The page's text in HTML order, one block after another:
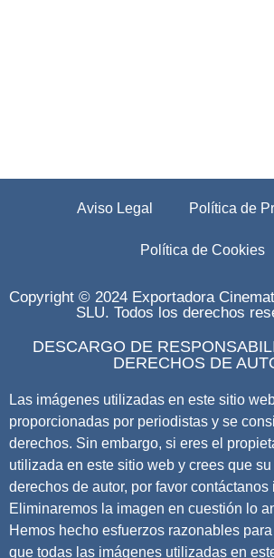
Aviso Legal Política de
Política de Cookies
Copyright © 2024 Exportadora
SLU. Todos los derechos
DESCARGO DE
DERECHOS DE
Las imágenes utilizadas en este sitio
proporcionadas por periodistas y se
derechos. Sin embargo, si eres el
utilizada en este sitio web y crees que
derechos de autor, por favor contáctanos
Eliminaremos la imagen en cuestión lo
Hemos hecho esfuerzos razonables
que todas las imágenes utilizadas en